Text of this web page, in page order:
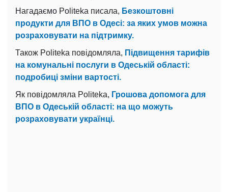
Нагадаємо Politeka писала, Безкоштовні
продукти для ВПО в Одесі: за яких умов можна
розраховувати на підтримку.
Також Politeka повідомляла, Підвищення тарифів
на комунальні послуги в Одеській області:
подробиці зміни вартості.
Як повідомляла Politeka, Грошова допомога для
ВПО в Одеській області: на що можуть
розраховувати українці.